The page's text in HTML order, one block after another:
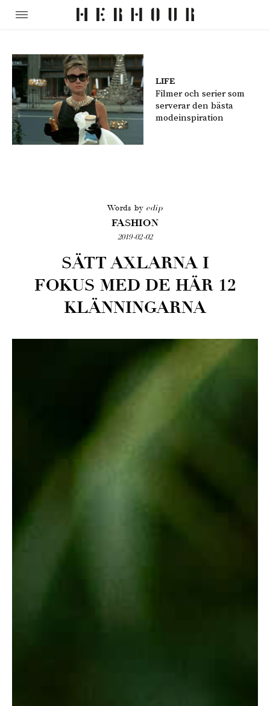
LIFE
Filmer och serier som
serverar den bästa
modeinspiration
Words by edip
FASHION
2019-02-02
SÄTT AXLARNA I
FOKUS MED DE HÄR 12
KLÄNNINGARNA